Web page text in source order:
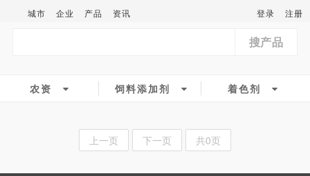
城市 企业 产品 资讯 登录 注册
搜产品
农资 饲料添加剂 着色剂
上一页 下一页 共0页